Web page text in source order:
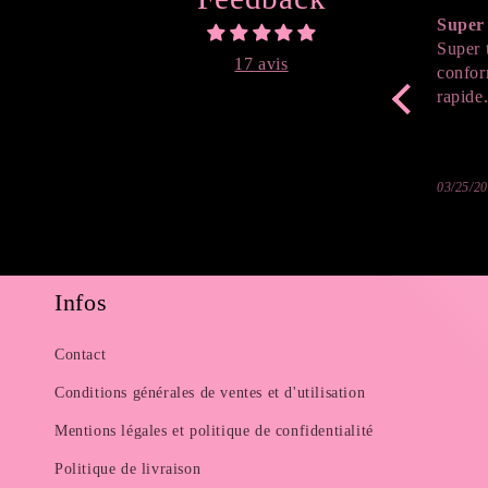
17 avis
Super
03/25/
Infos
Contact
Conditions générales de ventes et d'utilisation
Mentions légales et politique de confidentialité
Politique de livraison